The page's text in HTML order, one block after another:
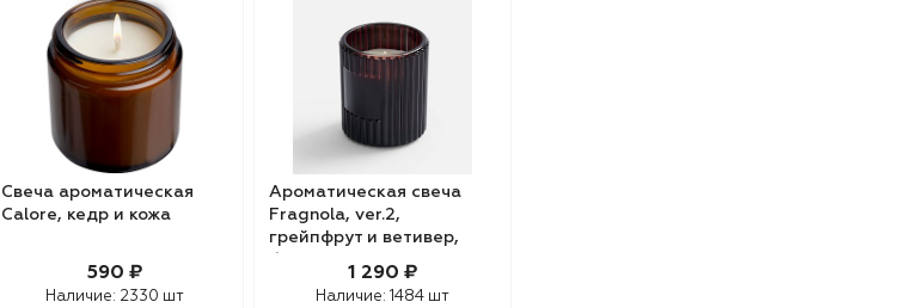
Свеча ароматическая
Calore, кедр и кожа
590 ₽
Наличие: 2330 шт
Ароматическая свеча
Fragnola, ver.2,
грейпфрут и ветивер,
1 290 ₽
Наличие: 1484 шт